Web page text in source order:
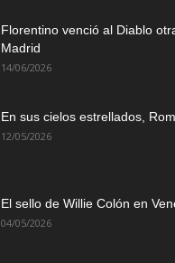
Florentino venció al Diablo
Madrid
14/06/2026
En sus cielos estrellados,
12/05/2026
El sello de Willie Colón en
04/05/2026